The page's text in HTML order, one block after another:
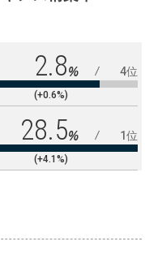
2.8% 4位
(+0.6%)
28.5% 1位
(+4.1%)